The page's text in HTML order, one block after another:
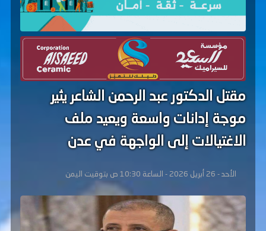
مقتل الدكتور عبد الرحمن الشاعر يثير
موجة إدانات واسعة ويعيد ملف
الاغتيالات إلى الواجهة في عدن
الأحد - 26 أبريل 2026 - الساعة 10:30 ص بتوقيت اليمن